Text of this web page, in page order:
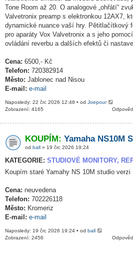
Tone Room až 20. O analogové „ohřátí“
Valvetronix preamp s elektronkou 12AX7,
dynamické nuance vaší hry. Pětitlačítkový
pro aparáty Vox Valvetronix a s jeho
ovládání reverbu a dalších efektů či
Cena: 6500,- Kč
Telefon: 720382914
Město: Jablonec nad Nisou
E-mail: e-mail
Naposledy: 22 črc 2026 12:48 • od Joepour
Zobrazení: 4165
KOUPÍM: Yamaha NS10M
od ball » 19 črc 2026 19:24
KATEGORIE: STUDIOVÉ MONITORY,
Koupím staré Yamahy NS 10M studio
Cena: neuvedena
Telefon: 702226118
Město: Kromeriz
E-mail: e-mail
Naposledy: 19 črc 2026 19:24 • od ball
Zobrazení: 2456